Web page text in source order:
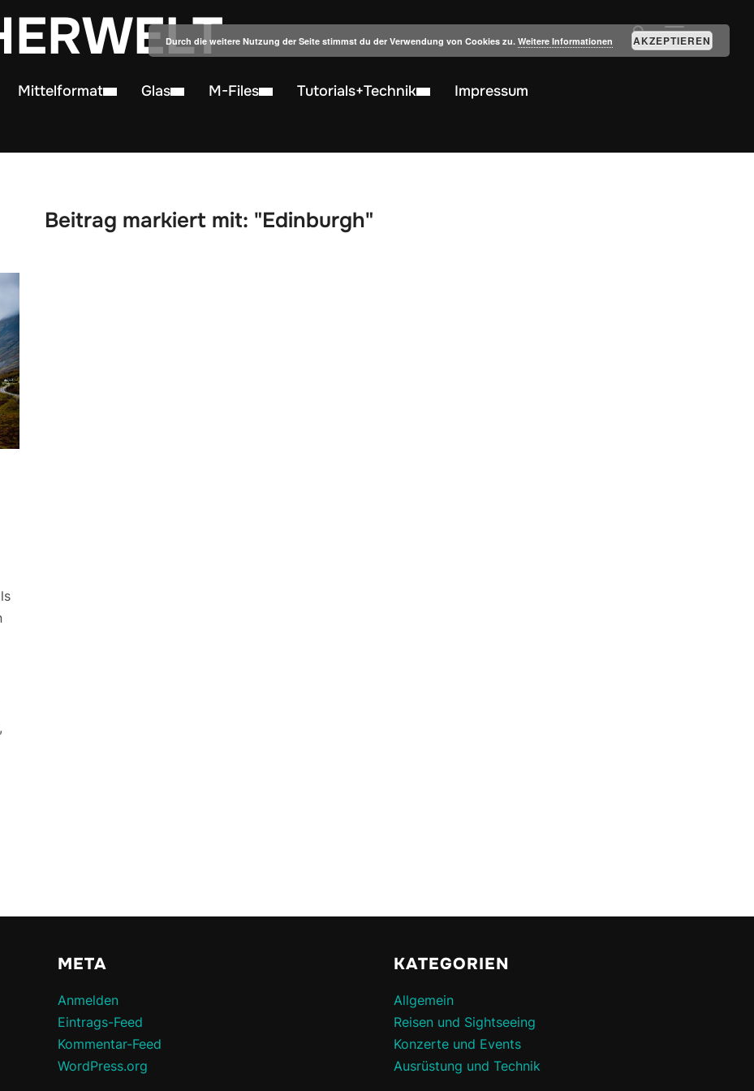
Mittelformat Glas M-Files Tutorials+Technik
Impressum
Beitrag markiert mit: "Edinburgh"
META
Anmelden
Eintrags-Feed
Kommentar-Feed
WordPress.org
KATEGORIEN
Allgemein
Reisen und Sightseeing
Konzerte und Events
Ausrüstung und Technik
Durch die weitere Nutzung der Seite stimmst du der Verwendung von Cookies zu. Weitere Informationen AKZEPTIEREN